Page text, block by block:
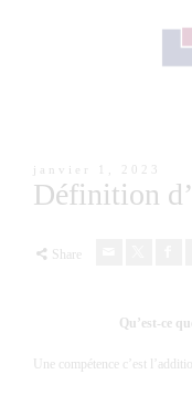
janvier 1, 2023
Définition
Share
Qu’est-ce
Une compétence c’est